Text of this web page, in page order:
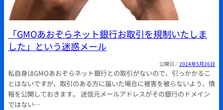
「GMOあおぞらネット銀行お取引を規制いたしま
した」という迷惑メール
2024年5月26日
私自身はGMOあおぞらネット銀行との取引がないので、引っかかるこ
とはないですが、取引のある方に届いた場合に被害を被らないよう、情
報を公開しておきます。 送信元メールアドレスがその銀行のドメイン
ではない…